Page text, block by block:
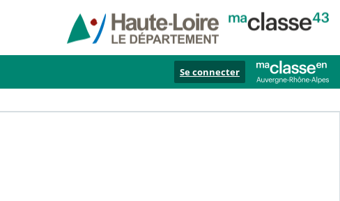
Se connecter